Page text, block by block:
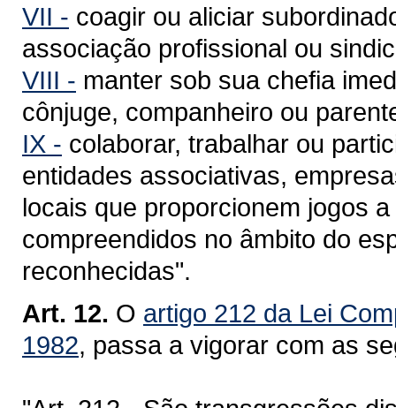
VII - coagir ou aliciar
associação profissional ou
VIII - manter sob sua chefia
cônjuge, companheiro ou
IX - colaborar, trabalhar ou
entidades associativas,
locais que proporcionem jogos
compreendidos no âmbito do
reconhecidas".
Art. 12. O artigo 212 da Lei
1982, passa a vigorar com as